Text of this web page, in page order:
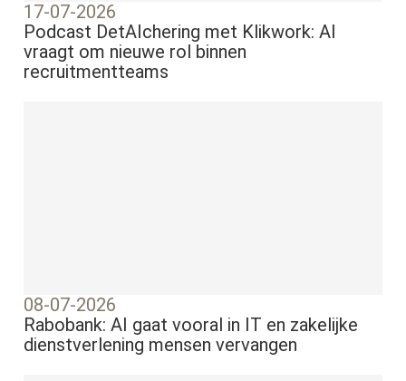
17-07-2026
Podcast DetAIchering met Klikwork: AI
vraagt om nieuwe rol binnen
recruitmentteams
08-07-2026
Rabobank: AI gaat vooral in IT en zakelijke
dienstverlening mensen vervangen